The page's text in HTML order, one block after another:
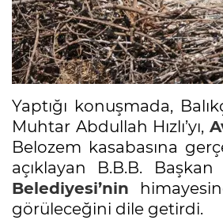
Yaptığı konuşmada,
Muhtar Abdullah Hızlı’yı,
Belozem kasabasına
açıklayan B.B.B.
Belediyesi’nin
görüleceğini dile getirdi.